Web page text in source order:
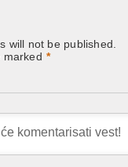
will not be published.
marked *